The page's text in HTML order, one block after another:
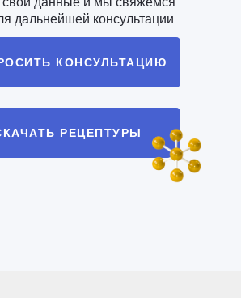
РЕЦЕПТУРЫ
КОНСУЛЬТАЦИЮ
дальнейшей консультации